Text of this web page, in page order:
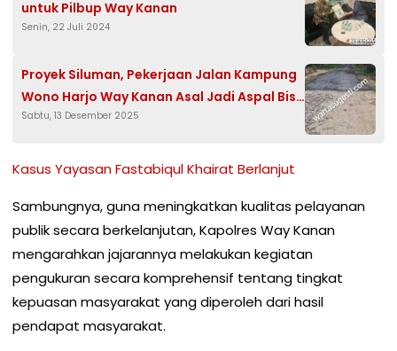
untuk Pilbup Way Kanan
Senin, 22 Juli 2024
Proyek Siluman, Pekerjaan Jalan Kampung
Wono Harjo Way Kanan Asal Jadi Aspal Bisa
Dikelupas Pakai Tangan
Sabtu, 13 Desember 2025
Kasus Yayasan Fastabiqul Khairat Berlanjut
Sambungnya, guna meningkatkan kualitas pelayanan
publik secara berkelanjutan, Kapolres Way Kanan
mengarahkan jajarannya melakukan kegiatan
pengukuran secara komprehensif tentang tingkat
kepuasan masyarakat yang diperoleh dari hasil
pendapat masyarakat.